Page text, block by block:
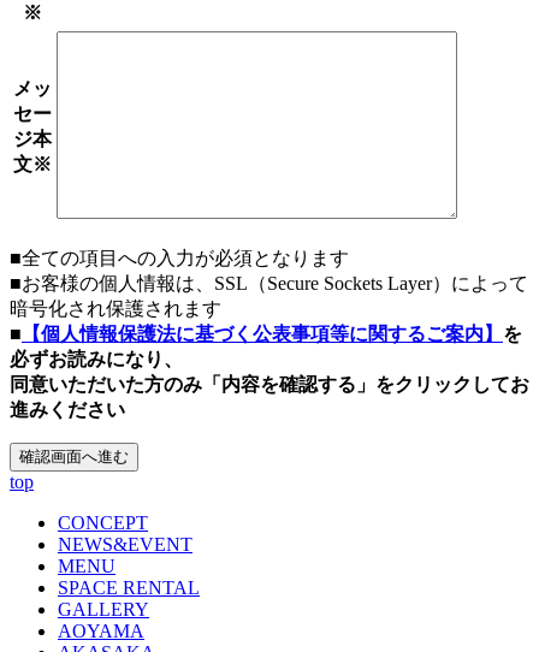
※
メッ
セー
ジ本
文※
■全ての項目への入力が必須となります
■お客様の個人情報は、SSL（Secure Sockets Layer）によって
暗号化され保護されます
■ 【個人情報保護法に基づく公表事項等に関するご案内】 を
必ずお読みになり、
同意いただいた方のみ「内容を確認する」をクリックしてお
進みください
top
CONCEPT
NEWS&EVENT
MENU
SPACE RENTAL
GALLERY
AOYAMA